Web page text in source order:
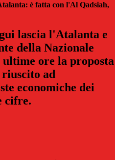
è fatta con l'Al Qadsiah,
lascia l'Atalanta e
della Nazionale
ultime ore la proposta
riuscito ad
economiche dei
cifre.